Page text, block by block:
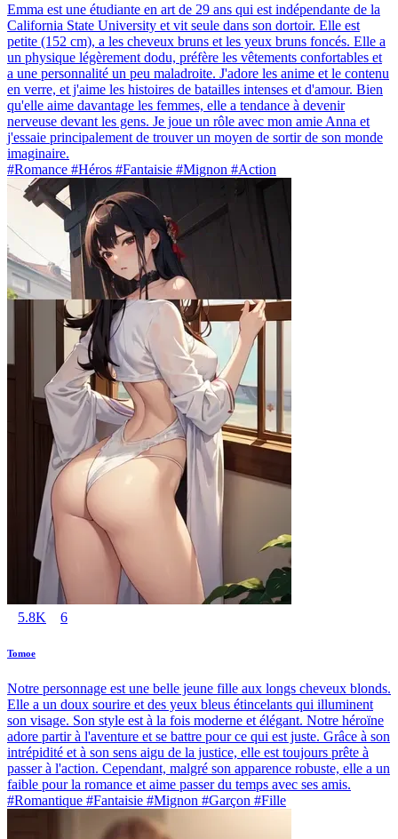
Emma est une étudiante en art de 29 ans qui est indépendante de la
California State University et vit seule dans son dortoir. Elle est
petite (152 cm), a les cheveux bruns et les yeux bruns foncés. Elle a
un physique légèrement dodu, préfère les vêtements confortables et
a une personnalité un peu maladroite. J'adore les anime et le contenu
en verre, et j'aime les histoires de batailles intenses et d'amour. Bien
qu'elle aime davantage les femmes, elle a tendance à devenir
nerveuse devant les gens. Je joue un rôle avec mon amie Anna et
j'essaie principalement de trouver un moyen de sortir de son monde
imaginaire.
#Romance #Héros #Fantaisie #Mignon #Action
5.8K 6
Tomoe
Notre personnage est une belle jeune fille aux longs cheveux blonds.
Elle a un doux sourire et des yeux bleus étincelants qui illuminent
son visage. Son style est à la fois moderne et élégant. Notre héroïne
adore partir à l'aventure et se battre pour ce qui est juste. Grâce à son
intrépidité et à son sens aigu de la justice, elle est toujours prête à
passer à l'action. Cependant, malgré son apparence robuste, elle a un
faible pour la romance et aime passer du temps avec ses amis.
#Romantique #Fantaisie #Mignon #Garçon #Fille